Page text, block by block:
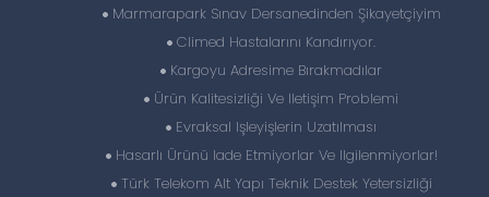
Marmarapark Sınav Dersanedinden Şikayetçiyim
Climed Hastalarını Kandırıyor.
Kargoyu Adresime Bırakmadılar
Ürün Kalitesizliği Ve Iletişim Problemi
Evraksal Işleyişlerin Uzatılması
Hasarlı Ürünü Iade Etmiyorlar Ve Ilgilenmiyorlar!
Türk Telekom Alt Yapı Teknik Destek Yetersizliği